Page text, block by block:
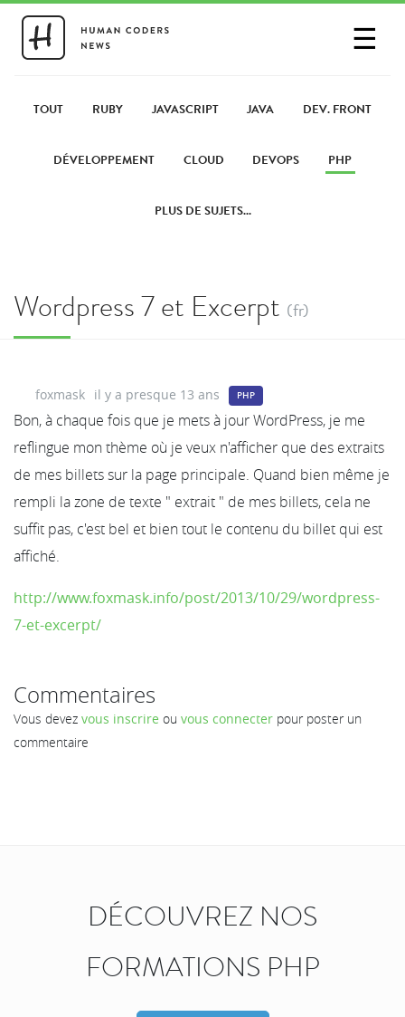
☰
PARTAGER UN LIEN
TOUT RUBY JAVASCRIPT JAVA DEV. FRONT
DÉVELOPPEMENT CLOUD DEVOPS PHP
PLUS DE SUJETS...
Wordpress 7 et Excerpt (fr)
foxmask il y a presque 13 ans PHP
Bon, à chaque fois que je mets à jour WordPress, je me
reflingue mon thème où je veux n'afficher que des extraits
de mes billets sur la page principale. Quand bien même je
rempli la zone de texte " extrait " de mes billets, cela ne
suffit pas, c'est bel et bien tout le contenu du billet qui est
affiché.
http://www.foxmask.info/post/2013/10/29/wordpress-
7-et-excerpt/
Commentaires
Vous devez vous inscrire ou vous connecter pour poster un
commentaire
DÉCOUVREZ NOS
FORMATIONS PHP